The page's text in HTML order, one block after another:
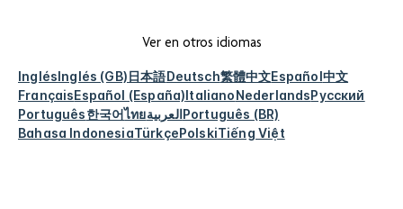
Ver en otros idiomas
InglésInglés (GB)日本語Deutsch繁體中文Español中文
FrançaisEspañol (España)ItalianoNederlandsРусский
Português한국어ไทยالعربيةPortuguês (BR)
Bahasa IndonesiaTürkçePolskiTiếng Việt